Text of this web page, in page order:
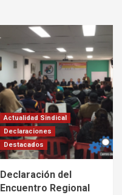
Actualidad Sindical
Declaraciones
Destacados
Declaración del
Encuentro Regional